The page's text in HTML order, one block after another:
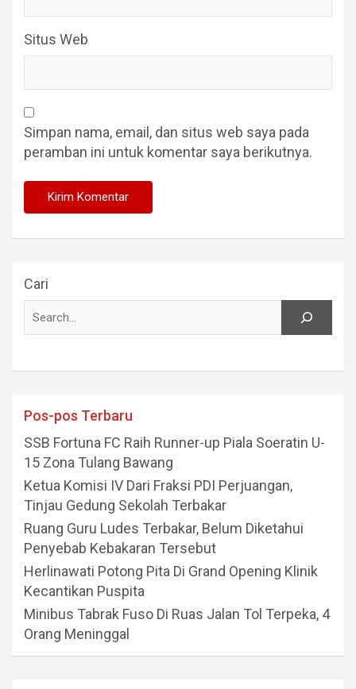
Situs Web
Simpan nama, email, dan situs web saya pada
peramban ini untuk komentar saya berikutnya.
Cari
Pos-pos Terbaru
SSB Fortuna FC Raih Runner-up Piala Soeratin U-
15 Zona Tulang Bawang
Ketua Komisi IV Dari Fraksi PDI Perjuangan,
Tinjau Gedung Sekolah Terbakar
Ruang Guru Ludes Terbakar, Belum Diketahui
Penyebab Kebakaran Tersebut
Herlinawati Potong Pita Di Grand Opening Klinik
Kecantikan Puspita
Minibus Tabrak Fuso Di Ruas Jalan Tol Terpeka, 4
Orang Meninggal